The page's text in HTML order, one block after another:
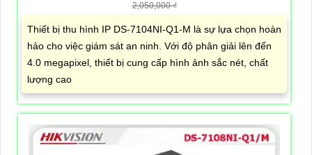
2,050,000 ₫
Thiết bị thu hình IP DS-7104NI-Q1-M là sự lựa chọn hoàn
hảo cho việc giám sát an ninh. Với độ phân giải lên đến
4.0 megapixel, thiết bị cung cấp hình ảnh sắc nét, chất
lượng cao